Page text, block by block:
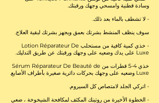
وسادة قطنية وامسحي وجهك ورقبتك.
- لا تشطف بالماء بعد ذلك.
سوف ينظف المنشط بشرتك بعمق ويجهز بشرتك لبقية العلاج.
- خذي كمية كافية من مستحلب Lotion Réparateur De
Luxe على يدك وضعيه على وجهك ورقبتك عن طريق التدليك.
خذي 4-5 قطرات من Sérum Réparateur De Beauté de
Luxe وضعيه على وجهك بحركات دائرية صغيرة بأطراف الأصابع.
- اتركي الجلد لامتصاص كل السيروم.
- الخطوة الأخيرة من روتينك المكثف لمكافحة الشيخوخة ، ضعي